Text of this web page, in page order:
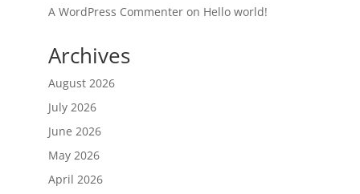
A WordPress Commenteron Hello world!
Archives
August 2026
July 2026
June 2026
May 2026
April 2026